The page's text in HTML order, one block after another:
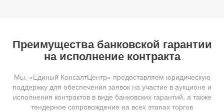
Преимущества банковской гарантии
на исполнение контракта
Мы, «Единый КонсалтЦентр» предоставляем юридическую
поддержку для обеспечения заявок на участие в аукционе и
исполнения контрактов в виде банковских гарантий, а также
тендерное сопровождение на всех этапах торгов